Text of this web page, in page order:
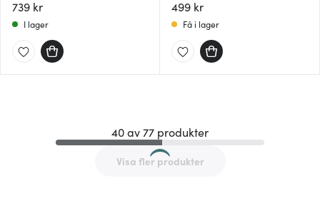
739 kr
I lager
499 kr
Få i lager
40 av 77 produkter
Visa fler produkter